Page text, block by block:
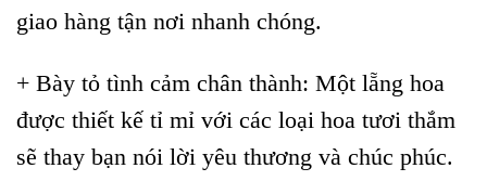
giao hàng tận nơi nhanh chóng.
+ Bày tỏ tình cảm chân thành: Một lẵng hoa
được thiết kế tỉ mỉ với các loại hoa tươi thắm
sẽ thay bạn nói lời yêu thương và chúc phúc.